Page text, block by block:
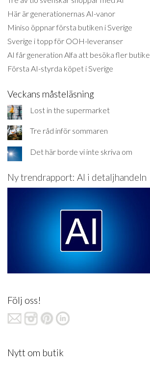
Här är generationernas AI-vanor
Miniso öppnar första butiken i Sverige
Sverige i topp för OOH-leveranser
AI får generation Alfa att besöka fler
Första AI-styrda köpet i Sverige
Veckans måsteläsning
Lost in the supermarket
Tre råd inför sommaren
Det här borde vi inte skriva om
Ny trendrapport: AI i detaljhandeln
Följ oss!
Nytt om butik